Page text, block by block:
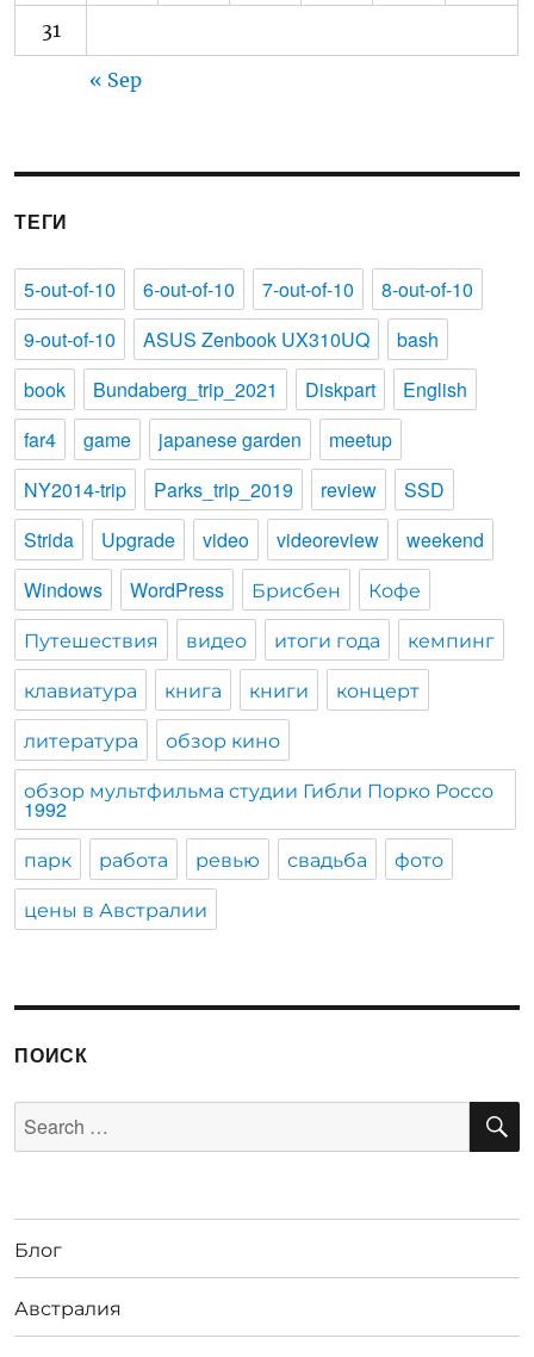
31
« Sep
ТЕГИ
5-out-of-10 6-out-of-10 7-out-of-10
8-out-of-10
9-out-of-10
ASUS Zenbook UX310UQ
bash
book
Bundaberg_trip_2021 Diskpart
English
far4
game japanese garden
meetup
NY2014-trip
Parks_trip_2019 review
SSD
Strida
Upgrade video videoreview
weekend
Windows
WordPress Брисбен
Кофе
Путешествия
видео итоги года
кемпинг
клавиатура
книга книги
концерт
литература
обзор кино
обзор мультфильма студии Гибли Порко Россо
1992
парк
работа ревью свадьба
фото
цены в Австралии
ПОИСК
Search
for:
Блог
Австралия